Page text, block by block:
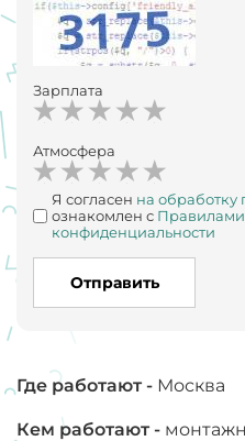
Зарплата
Атмосфера
Я согласен на обработку
ознакомлен с Правилами
конфиденциальности
Отправить
Где работают - Москва
Кем работают -